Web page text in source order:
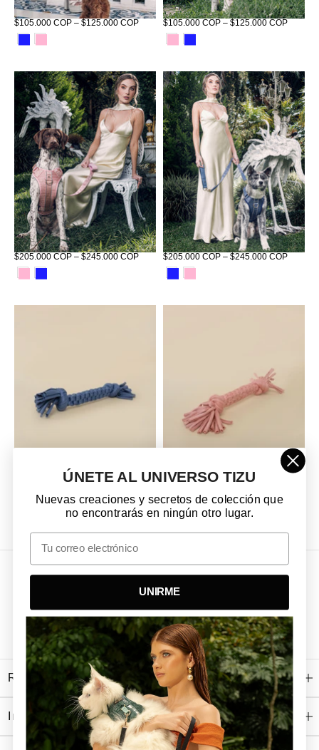
Collier Habsburgo Tizu Azul
$105.000 COP – $125.000 COP
Collier Habsburgo Tizu Rosa
$105.000 COP – $125.000 COP
Corso Habsburgo Tizu Rosa
$205.000 COP – $245.000 COP
Corso Habsburgo Tizu Azul
$205.000 COP – $245.000 COP
Nudo Habsburgo Azul Nudo Habsburgo Rosa
Recibe Nuestras Ultimas Noticias
Información
ÚNETE AL UNIVERSO TIZU
Nuevas creaciones y secretos de colección que
no encontrarás en ningún otro lugar.
Email
UNIRME